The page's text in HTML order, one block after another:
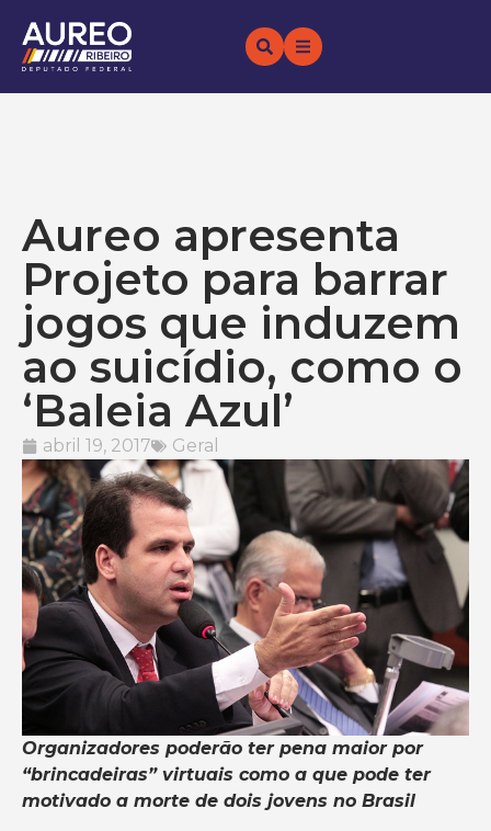
Aureo apresenta
Projeto para barrar
jogos que induzem
ao suicídio, como o
‘Baleia Azul’
abril 19, 2017 Geral
Organizadores poderão ter pena maior por
“brincadeiras” virtuais como a que pode ter
motivado a morte de dois jovens no Brasil